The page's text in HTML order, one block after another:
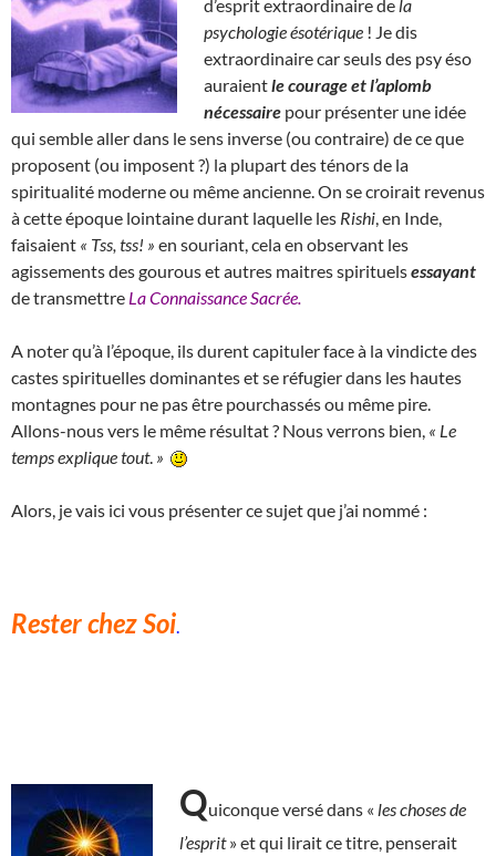
d’esprit extraordinaire de la
psychologie ésotérique ! Je dis
extraordinaire car seuls des psy éso
auraientle courage et l’aplomb
nécessaire pour présenter une idée
qui semble aller dans le sens inverse (ou contraire) de ce que
proposent (ou imposent ?) la plupart des ténors de la
spiritualité moderne ou même ancienne. On se croirait revenus
à cette époque lointaine durant laquelle les Rishi , en Inde,
faisaient « Tss, tss! » en souriant, cela en observant les
agissements des gourous et autres maitres spirituelsessayant
de transmettre La Connaissance Sacrée.
A noter qu’à l’époque, ils durent capituler face à la vindicte des
castes spirituelles dominantes et se réfugier dans les hautes
montagnes pour ne pas être pourchassés ou même pire.
Allons-nous vers le même résultat ? Nous verrons bien, « Le
temps explique tout. »
Alors, je vais ici vous présenter ce sujet que j’ai nommé :
Rester chez Soi
Quiconque versé dans « les choses de
l’esprit» et qui lirait ce titre, penserait